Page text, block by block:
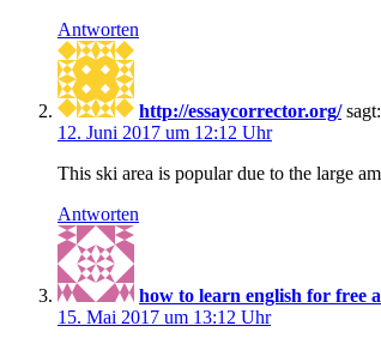
Antworten
http://essaycorrector.org/ sagt:
12. Juni 2017 um 12:12 Uhr
This ski area is popular due to the large
Antworten
how to learn english for free
15. Mai 2017 um 13:12 Uhr